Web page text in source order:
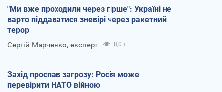
"Ми вже проходили через гірше": Україні не
варто піддаватися зневірі через ракетний
терор
Сергій Марченко, експерт 8,0 т.
Захід проспав загрозу: Росія може
перевірити НАТО війною